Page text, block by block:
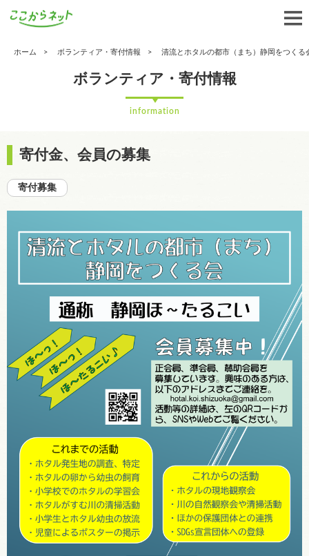
ホーム ボランティア・寄付情報 清流とホタルの都市（まち）静岡をつくる
ボランティア・寄付情報
information
寄付金、会員の募集
寄付募集